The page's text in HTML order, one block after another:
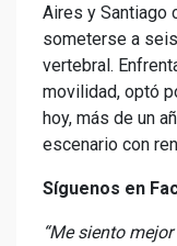
Aires y Santiago
someterse a
vertebral.
movilidad, optó
hoy, más de un
escenario con
Síguenos en
“Me siento